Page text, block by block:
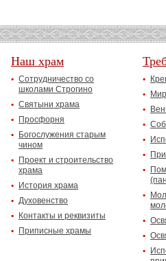
Наш храм
Сотрудничество со
школами Строгино
Святыни храма
Просфорня
Богослужения старым
чином
Проект и строительство
храма
История храма
Духовенство
Контакты и реквизиты
Приписные храмы